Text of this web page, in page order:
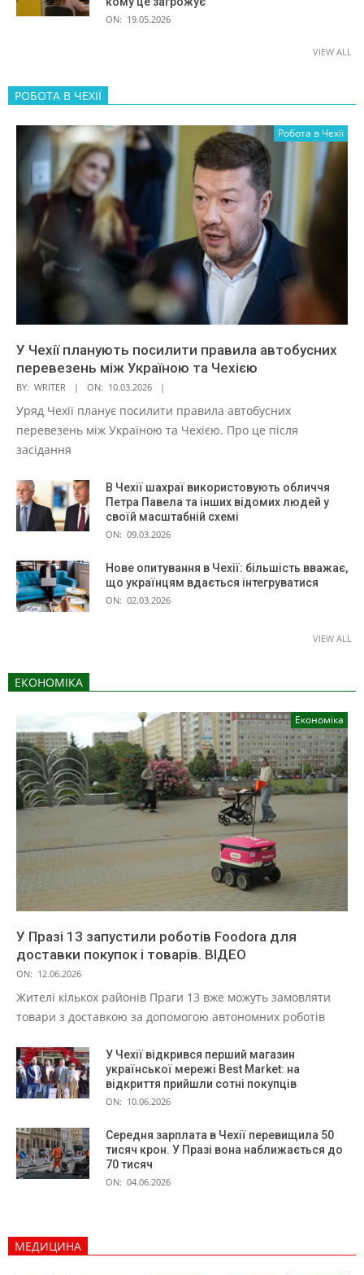
ON: 19.05.2026
VIEW ALL
РОБОТА В ЧЕХІЇ
Робота в Чехії
У Чехії планують посилити правила автобусних
перевезень між Україною та Чехією
BY: WRITER ON: 10.03.2026
Уряд Чехії планує посилити правила автобусних
перевезень між Україною та Чехією. Про це після
засідання
В Чехії шахраї використовують обличчя
Петра Павела та інших відомих людей у
своїй масштабній схемі
ON: 09.03.2026
Нове опитування в Чехії: більшість вважає,
що українцям вдається інтегруватися
ON: 02.03.2026
VIEW ALL
ЕКОНОМІКА
Економіка
У Празі 13 запустили роботів Foodora для
доставки покупок і товарів. ВІДЕО
ON: 12.06.2026
Жителі кількох районів Праги 13 вже можуть замовляти
товари з доставкою за допомогою автономних роботів
У Чехії відкрився перший магазин
української мережі Best Market: на
відкриття прийшли сотні покупців
ON: 10.06.2026
Середня зарплата в Чехії перевищила 50
тисяч крон. У Празі вона наближається до
70 тисяч
ON: 04.06.2026
МЕДИЦИНА